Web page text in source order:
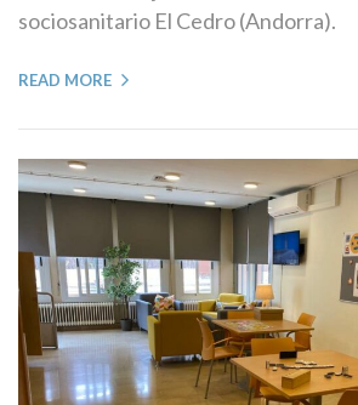
sociosanitario El Cedro (Andorra).
READ MORE